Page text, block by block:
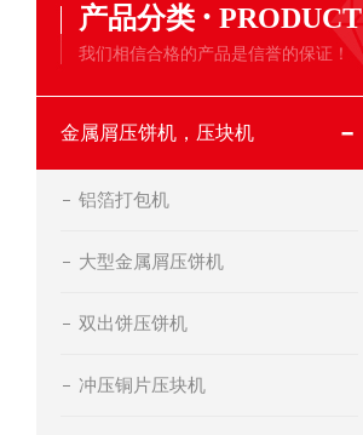
产品分类 · PRODUCT
我们相信合格的产品是信誉的保证！
金属屑压饼机，压块机
铝箔打包机
大型金属屑压饼机
双出饼压饼机
冲压铜片压块机